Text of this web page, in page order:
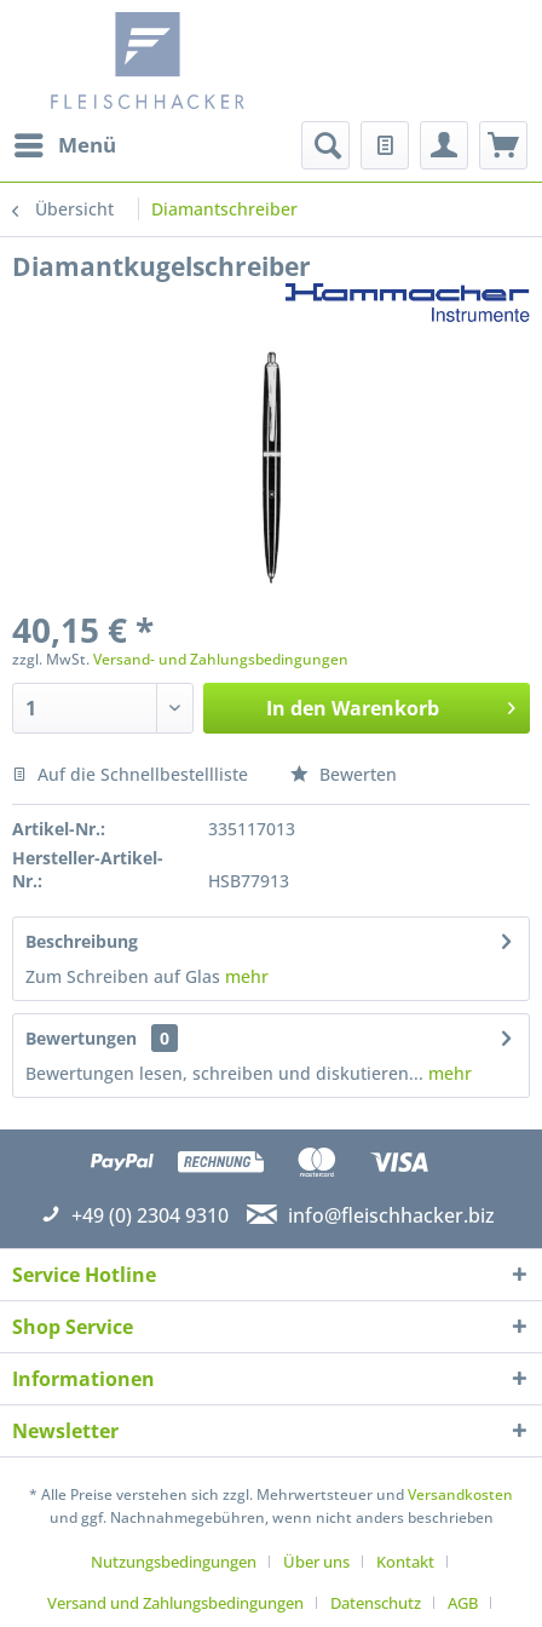
Menü
Übersicht Diamantschreiber
Diamantkugelschreiber
40,15 € *
zzgl. MwSt.Versand- und Zahlungsbedingungen
In den Warenkorb
Preis anfragen
Ich habe dieDatenschutzerklärunggelesen,
verstanden und stimme zu. *
Mit * gekennzeichnete Felder sind Pflichtfelder.
Senden
Auf die Schnellbestellliste Bewerten
Artikel-Nr.:
335117013
Hersteller-Artikel-
Nr.:
HSB77913
Beschreibung
Zum Schreiben auf Glas mehr
Bewertungen
0
Bewertungen lesen, schreiben und diskutieren... mehr
+49 (0) 2304 9310 info@fleischhacker.biz
Service Hotline
Shop Service
Informationen
Newsletter
* Alle Preise verstehen sich zzgl. Mehrwertsteuer undVersandkosten
und ggf. Nachnahmegebühren, wenn nicht anders beschrieben
Nutzungsbedingungen Über uns
Kontakt
Versand und Zahlungsbedingungen
Datenschutz AGB